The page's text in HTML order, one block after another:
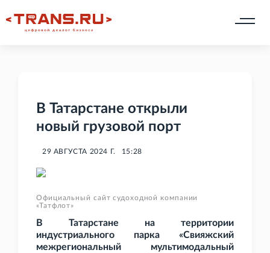
В Татарстане открыли
новый грузовой порт
29 АВГУСТА 2024 Г. 15:28
Официальный сайт судоходной компании
«Татфлот»
В Татарстане на территории
индустриального парка «Свияжский
межрегиональный мультимодальный